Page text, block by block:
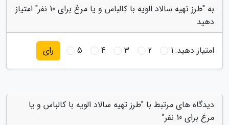
به "طرز تهیه سالاد الویه با کالباس و یا مرغ برای 10 نفر" امتیاز
دهید
امتیاز دهید:1
2
3
4
5 رای
دیدگاه های مرتبط با "طرز تهیه سالاد الویه با کالباس و یا
مرغ برای 10 نفر"